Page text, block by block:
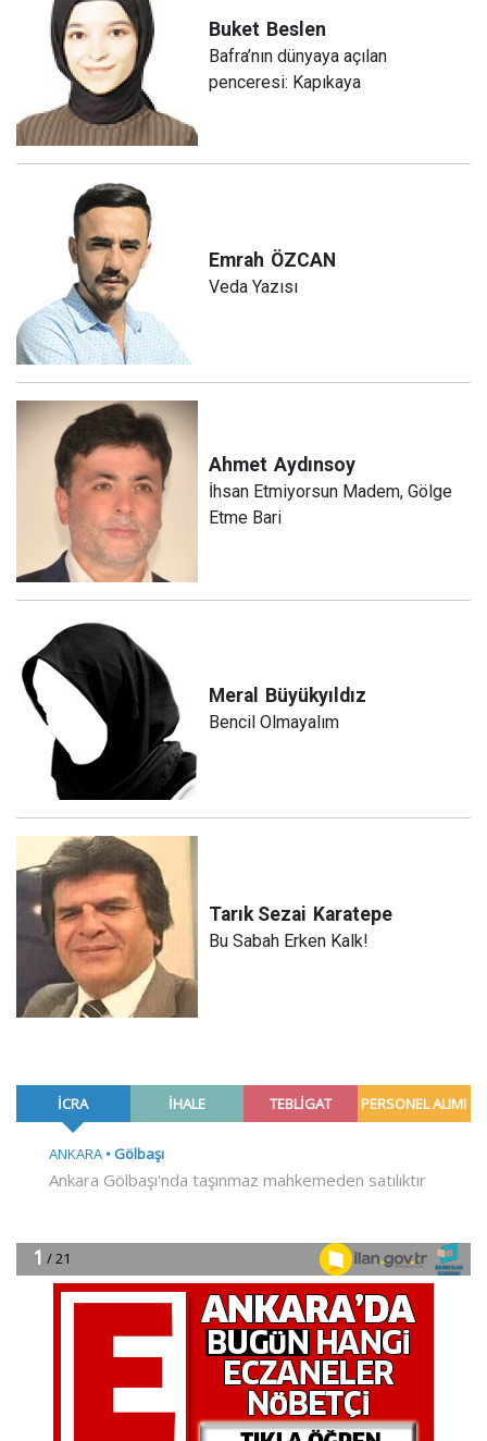
Buket Beslen
Bafra’nın dünyaya açılan
penceresi: Kapıkaya
Emrah ÖZCAN
Veda Yazısı
Ahmet Aydınsoy
İhsan Etmiyorsun Madem, Gölge
Etme Bari
Meral Büyükyıldız
Bencil Olmayalım
Tarık Sezai Karatepe
Bu Sabah Erken Kalk!